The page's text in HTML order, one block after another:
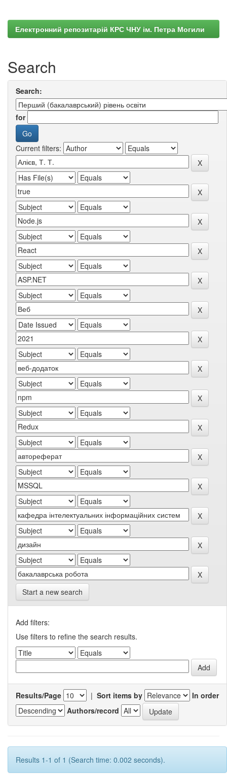
Електронний репозитарій КРС ЧНУ ім. Петра Могили
Search
Search:
for
Current filters:
Start a new search
Add filters:
Use filters to refine the search results.
Results/Page | Sort items by
In order
Authors/record
Results 1-1 of 1 (Search time: 0.002 seconds).